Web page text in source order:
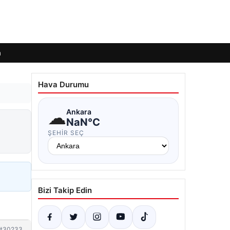
Hava Durumu
☁Ankara
NaN°C
ŞEHIR SEÇ
Bizi Takip Edin